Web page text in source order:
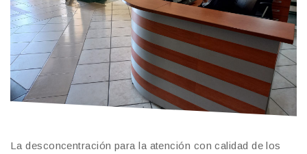
La desconcentración para la atención con calidad de los